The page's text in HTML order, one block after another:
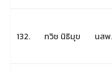
132. ทวิช นิธิมุข นสพ